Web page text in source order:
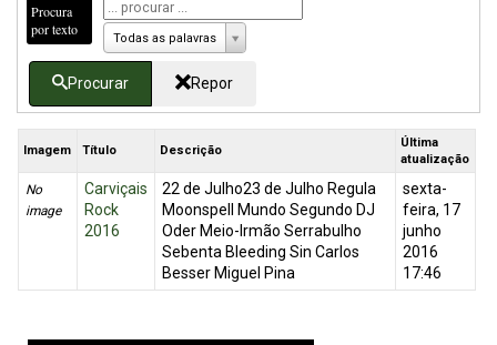
Procura
por texto
Todas as palavras
Procurar Repor
Imagem Título Descrição
Última
atualização
No
image
Carviçais
Rock
2016
22 de Julho23 de Julho Regula
Moonspell Mundo Segundo DJ
Oder Meio-Irmão Serrabulho
Sebenta Bleeding Sin Carlos
Besser Miguel Pina
sexta-
feira, 17
junho
2016
17:46